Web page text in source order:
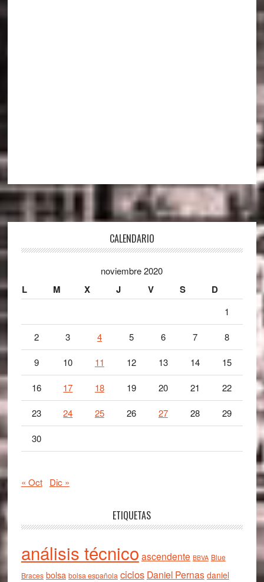
CALENDARIO
noviembre 2020
L M X J V S D
1
2 3 4 5 6 7 8
9 10 11 12 13 14 15
16 17 18 19 20 21 22
23 24 25 26 27 28 29
30
« Oct Dic »
ETIQUETAS
análisis técnico ascendente BBVA Blue
Braces bolsa bolsa española ciclos Daniel Pernas daniel